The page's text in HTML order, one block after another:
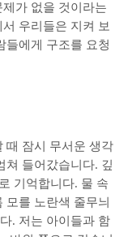
가 없을 것이라는
우리들은 지켜 보
들에게 구조를 요청
때 잠시 무서운 생각
쳐 들어갔습니다. 깊
기억합니다. 물 속
모를 노란색 줄무늬
. 저는 아이들과 함